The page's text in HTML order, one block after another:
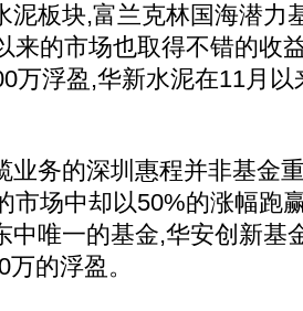
泥板块,富兰克林国海潜力
来的市场也取得不错的收
万浮盈,华新水泥在11月
务的深圳惠程并非基金
市场中却以50%的涨幅跑
中唯一的基金,华安创新基
的浮盈。